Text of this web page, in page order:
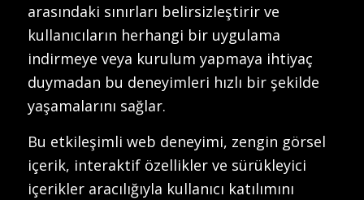
arasındaki sınırları belirsizleştirir ve
kullanıcıların herhangi bir uygulama
indirmeye veya kurulum yapmaya ihtiyaç
duymadan bu deneyimleri hızlı bir şekilde
yaşamalarını sağlar.
Bu etkileşimli web deneyimi, zengin görsel
içerik, interaktif özellikler ve sürükleyici
içerikler aracılığıyla kullanıcı katılımını